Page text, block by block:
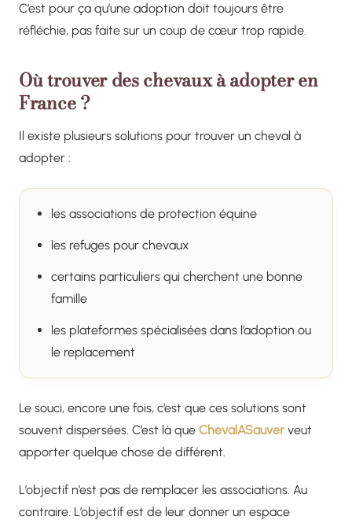
C’est pour ça qu’une adoption doit toujours être
réfléchie, pas faite sur un coup de cœur trop rapide.
Où trouver des chevaux à adopter en
France ?
Il existe plusieurs solutions pour trouver un cheval à
adopter :
les associations de protection équine
les refuges pour chevaux
certains particuliers qui cherchent une bonne
famille
les plateformes spécialisées dans l’adoption ou
le replacement
Le souci, encore une fois, c’est que ces solutions sont
souvent dispersées. C’est là que ChevalASauver veut
apporter quelque chose de différent.
L’objectif n’est pas de remplacer les associations. Au
contraire. L’objectif est de leur donner un espace